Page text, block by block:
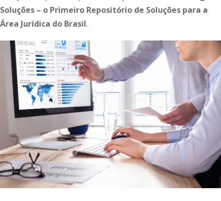
Soluções – o Primeiro Repositório de Soluções para a
Área Jurídica do Brasil.